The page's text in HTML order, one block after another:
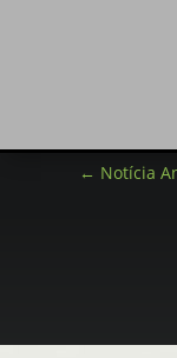
← Notícia